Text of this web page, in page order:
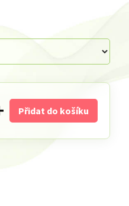
Přidat do košíku